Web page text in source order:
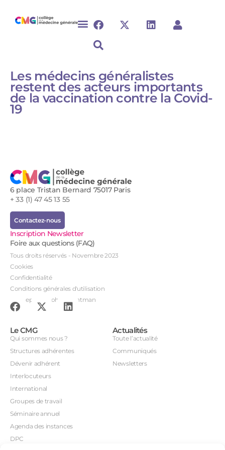
Les médecins généralistes
restent des acteurs importants
de la vaccination contre la Covid-
19
6 place Tristan Bernard 75017 Paris
+ 33 (1) 47 45 13 55
Contactez-nous
Inscription Newsletter
Foire aux questions (FAQ)
Tous droits réservés - Novembre 2023
Cookies
Confidentialité
Conditions générales d'utilisation
Conception : John Brightman
Le CMG
Qui sommes nous ?
Structures adhérentes
Dévenir adhérent
Interlocuteurs
International
Groupes de travail
Séminaire annuel
Agenda des instances
DPC
Actualités
Toute l’actualité
Communiqués
Newsletters